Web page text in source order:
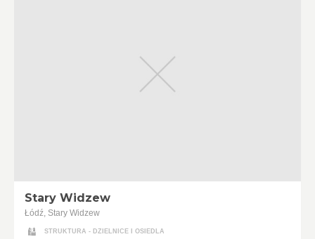
Stary Widzew
Łódź, Stary Widzew
STRUKTURA - DZIELNICE I OSIEDLA